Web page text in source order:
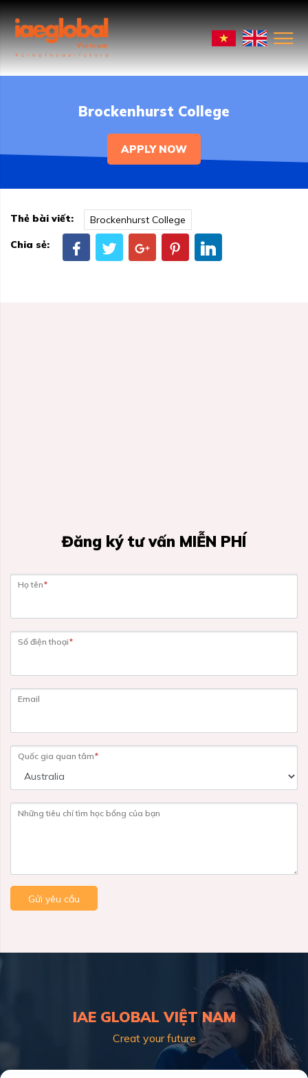
Brockenhurst College
APPLY NOW
Thẻ bài viết:
Brockenhurst College
Chia sẻ:
Đăng ký tư vấn MIỄN PHÍ
Họ tên*
Số điện thoại*
Email
Quốc gia quan tâm*
Những tiêu chí tìm học bổng của bạn
Gửi yêu cầu
IAE GLOBAL VIỆT NAM
Creat your future